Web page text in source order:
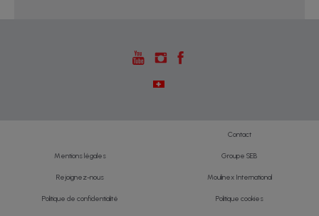
Contact
Mentions légales Groupe SEB
Rejoignez-nous Moulinex International
Politique de confidentialité Politique cookies